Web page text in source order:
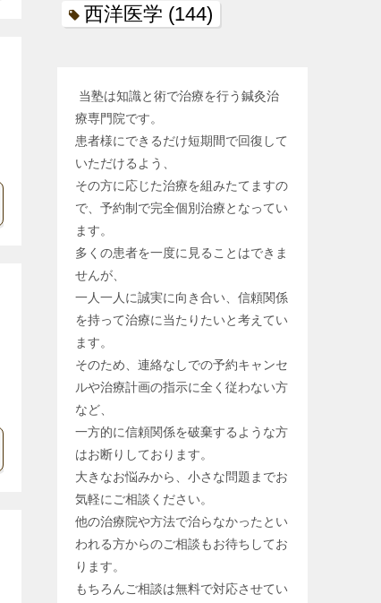
西洋医学 (144)
当塾は知識と術で治療を行う鍼灸治
療専門院です。
患者様にできるだけ短期間で回復して
いただけるよう、
その方に応じた治療を組みたてますの
で、予約制で完全個別治療となってい
ます。
多くの患者を一度に見ることはできま
せんが、
一人一人に誠実に向き合い、信頼関係
を持って治療に当たりたいと考えてい
ます。
そのため、連絡なしでの予約キャンセ
ルや治療計画の指示に全く従わない方
など、
一方的に信頼関係を破棄するような方
はお断りしております。
大きなお悩みから、小さな問題までお
気軽にご相談ください。
他の治療院や方法で治らなかったとい
われる方からのご相談もお待ちしてお
ります。
もちろんご相談は無料で対応させてい